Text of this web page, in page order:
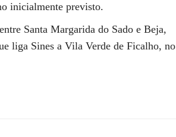
inicialmente previsto.
Santa Margarida do Sado e Beja,
liga Sines a Vila Verde de Ficalho, no